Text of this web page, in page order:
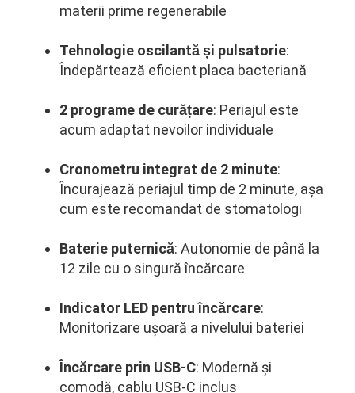
materii prime regenerabile
Tehnologie oscilantă și pulsatorie:
Îndepărtează eficient placa bacteriană
2 programe de curățare: Periajul este
acum adaptat nevoilor individuale
Cronometru integrat de 2 minute:
Încurajează periajul timp de 2 minute, așa
cum este recomandat de stomatologi
Baterie puternică: Autonomie de până la
12 zile cu o singură încărcare
Indicator LED pentru încărcare:
Monitorizare ușoară a nivelului bateriei
Încărcare prin USB-C: Modernă și
comodă, cablu USB-C inclus